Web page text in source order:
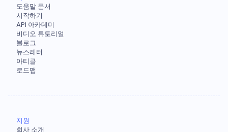
도움말 문서
시작하기
API 아카데미
비디오 튜토리얼
블로그
뉴스레터
아티클
로드맵
지원
회사 소개